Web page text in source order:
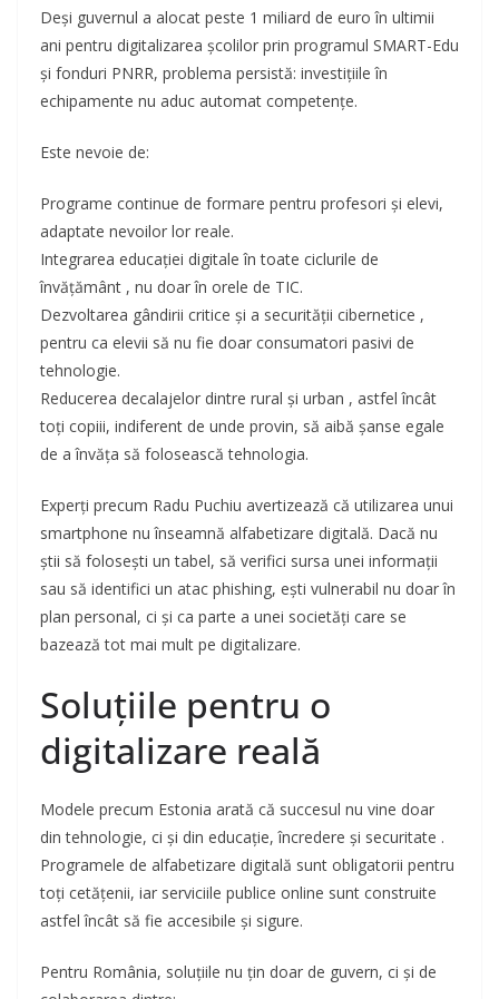
Deși guvernul a alocat peste 1 miliard de euro în ultimii
ani pentru digitalizarea școlilor prin programul SMART-Edu
și fonduri PNRR, problema persistă: investițiile în
echipamente nu aduc automat competențe.
Este nevoie de:
Programe continue de formare pentru profesori și elevi,
adaptate nevoilor lor reale.
Integrarea educației digitale în toate ciclurile de
învățământ , nu doar în orele de TIC.
Dezvoltarea gândirii critice și a securității cibernetice ,
pentru ca elevii să nu fie doar consumatori pasivi de
tehnologie.
Reducerea decalajelor dintre rural și urban , astfel încât
toți copiii, indiferent de unde provin, să aibă șanse egale
de a învăța să folosească tehnologia.
Experți precum Radu Puchiu avertizează că utilizarea unui
smartphone nu înseamnă alfabetizare digitală. Dacă nu
știi să folosești un tabel, să verifici sursa unei informații
sau să identifici un atac phishing, ești vulnerabil nu doar în
plan personal, ci și ca parte a unei societăți care se
bazează tot mai mult pe digitalizare.
Soluțiile pentru o
digitalizare reală
Modele precum Estonia arată că succesul nu vine doar
din tehnologie, ci și din educație, încredere și securitate .
Programele de alfabetizare digitală sunt obligatorii pentru
toți cetățenii, iar serviciile publice online sunt construite
astfel încât să fie accesibile și sigure.
Pentru România, soluțiile nu țin doar de guvern, ci și de